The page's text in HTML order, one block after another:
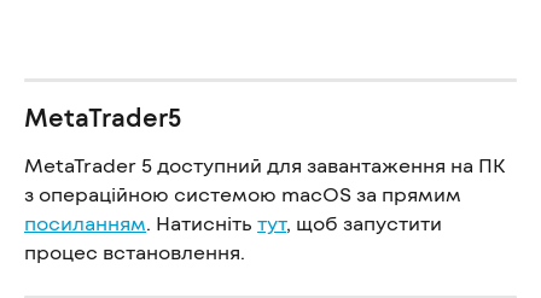
MetaTrader5
MetaTrader 5 доступний для завантаження на ПК
з операційною системою macOS за прямим
посиланням. Натисніть тут, щоб запустити
процес встановлення.